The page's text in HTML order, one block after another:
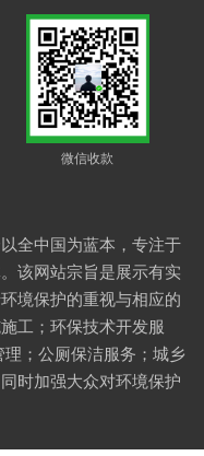
微信收款
全中国为蓝本，专注于
该网站宗旨是展示有实
境保护的重视与相应的
工；环保技术开发服
；公厕保洁服务；城乡
时加强大众对环境保护